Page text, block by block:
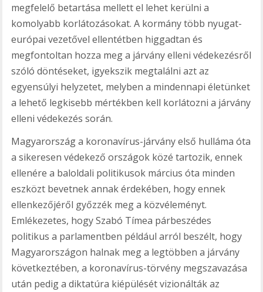
megfelelő betartása mellett el lehet kerülni a
komolyabb korlátozásokat. A kormány több nyugat-
európai vezetővel ellentétben higgadtan és
megfontoltan hozza meg a járvány elleni védekezésről
szóló döntéseket, igyekszik megtalálni azt az
egyensúlyi helyzetet, melyben a mindennapi életünket
a lehető legkisebb mértékben kell korlátozni a járvány
elleni védekezés során.
Magyarország a koronavírus-járvány első hulláma óta
a sikeresen védekező országok közé tartozik, ennek
ellenére a baloldali politikusok március óta minden
eszközt bevetnek annak érdekében, hogy ennek
ellenkezőjéről győzzék meg a közvéleményt.
Emlékezetes, hogy Szabó Tímea párbeszédes
politikus a parlamentben például arról beszélt, hogy
Magyarországon halnak meg a legtöbben a járvány
következtében, a koronavírus-törvény megszavazása
után pedig a diktatúra kiépülését vizionálták az